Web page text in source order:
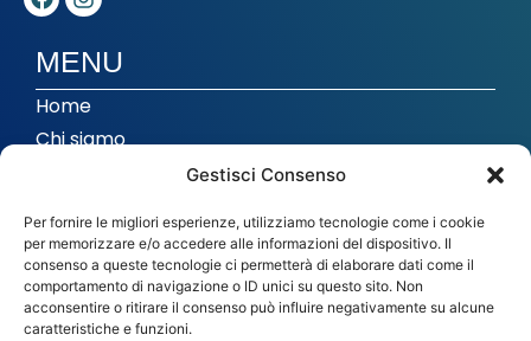
Gestisci Consenso
Per fornire le migliori esperienze, utilizziamo tecnologie come i cookie
per memorizzare e/o accedere alle informazioni del dispositivo. Il
consenso a queste tecnologie ci permetterà di elaborare dati come il
comportamento di navigazione o ID unici su questo sito. Non
acconsentire o ritirare il consenso può influire negativamente su alcune
caratteristiche e funzioni.
MENU
Home
Chi siamo
Studio di registrazione
In evidenza